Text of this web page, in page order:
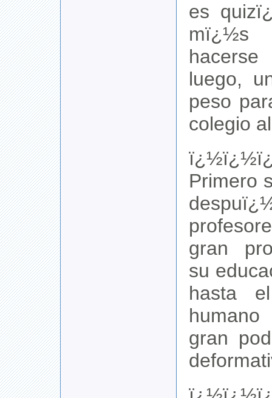
es
mï¿½s
hacerse
luego,
peso
colegio
Primero
gran
su
hasta
gran